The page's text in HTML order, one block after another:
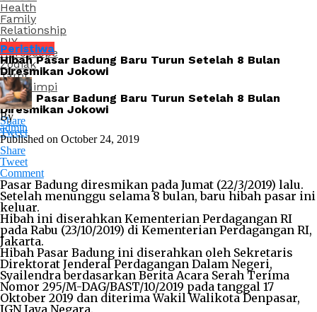
Health
Family
Relationship
DIY
Horoscope
Zodiak
Tarot
Arti Mimpi
Hibah Pasar Badung Baru Turun Setelah 8 Bulan
Diresmikan Jokowi
Share
Tweet
Peristiwa
Hibah Pasar Badung Baru Turun Setelah 8 Bulan
Diresmikan Jokowi
By
admin
Published on October 24, 2019
Share
Tweet
Comment
Pasar Badung diresmikan pada Jumat (22/3/2019) lalu.
Setelah menunggu selama 8 bulan, baru hibah pasar ini
keluar.
Hibah ini diserahkan Kementerian Perdagangan RI
pada Rabu (23/10/2019) di Kementerian Perdagangan RI,
Jakarta.
Hibah Pasar Badung ini diserahkan oleh Sekretaris
Direktorat Jenderal Perdagangan Dalam Negeri,
Syailendra berdasarkan Berita Acara Serah Terima
Nomor 295/M-DAG/BAST/10/2019 pada tanggal 17
Oktober 2019 dan diterima Wakil Walikota Denpasar,
IGN Jaya Negara.